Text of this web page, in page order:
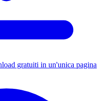
gratuiti in un'unica pagina